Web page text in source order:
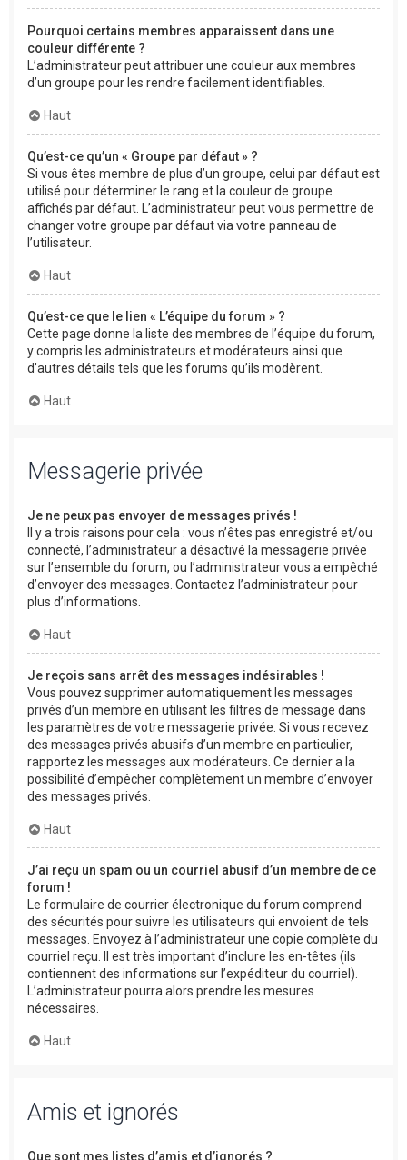
Pourquoi certains membres apparaissent dans une
couleur différente ?
L’administrateur peut attribuer une couleur aux membres
d’un groupe pour les rendre facilement identifiables.
Haut
Qu’est-ce qu’un « Groupe par défaut » ?
Si vous êtes membre de plus d’un groupe, celui par défaut est
utilisé pour déterminer le rang et la couleur de groupe
affichés par défaut. L’administrateur peut vous permettre de
changer votre groupe par défaut via votre panneau de
l’utilisateur.
Haut
Qu’est-ce que le lien « L’équipe du forum » ?
Cette page donne la liste des membres de l’équipe du forum,
y compris les administrateurs et modérateurs ainsi que
d’autres détails tels que les forums qu’ils modèrent.
Haut
Messagerie privée
Je ne peux pas envoyer de messages privés !
Il y a trois raisons pour cela : vous n’êtes pas enregistré et/ou
connecté, l’administrateur a désactivé la messagerie privée
sur l’ensemble du forum, ou l’administrateur vous a empêché
d’envoyer des messages. Contactez l’administrateur pour
plus d’informations.
Haut
Je reçois sans arrêt des messages indésirables !
Vous pouvez supprimer automatiquement les messages
privés d’un membre en utilisant les filtres de message dans
les paramètres de votre messagerie privée. Si vous recevez
des messages privés abusifs d’un membre en particulier,
rapportez les messages aux modérateurs. Ce dernier a la
possibilité d’empêcher complètement un membre d’envoyer
des messages privés.
Haut
J’ai reçu un spam ou un courriel abusif d’un membre de ce
forum !
Le formulaire de courrier électronique du forum comprend
des sécurités pour suivre les utilisateurs qui envoient de tels
messages. Envoyez à l’administrateur une copie complète du
courriel reçu. Il est très important d’inclure les en-têtes (ils
contiennent des informations sur l’expéditeur du courriel).
L’administrateur pourra alors prendre les mesures
nécessaires.
Haut
Amis et ignorés
Que sont mes listes d’amis et d’ignorés ?